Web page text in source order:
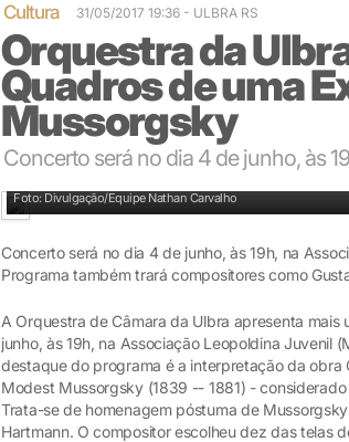
Cultura 31/05/2017 19:36 - ULBRA RS
Orquestra da
Quadros de uma
Mussorgsky
Concerto será no dia 4 de junho, às
Foto: Divulgação/Equipe Nathan Carvalho
Concerto será no dia 4 de junho, às 19h, na
Programa também trará compositores como
A Orquestra de Câmara da Ulbra apresenta
junho, às 19h, na Associação Leopoldina Juvenil
destaque do programa é a interpretação da obra
Modest Mussorgsky (1839 -- 1881) -
Trata-se de homenagem póstuma de
Hartmann. O compositor escolheu dez das telas